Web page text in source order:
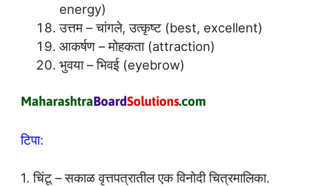
energy)
उत्तम – चांगले, उत्कृष्ट (best, excellent)
आकर्षण – मोहकता (attraction)
भुवया – भिवई (eyebrow)
टिपा:
1. चिंटू – सकाळ वृत्तपत्रातील एक विनोदी चित्रमालिका.